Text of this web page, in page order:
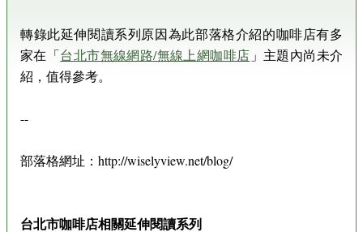
轉錄此延伸閱讀系列原因為此部落格介紹的咖啡店有多
家在「台北市無線網路/無線上網咖啡店 」主題內尚未介
紹，值得參考。
--
部落格網址：http://wiselyview.net/blog/
台北市咖啡店相關延伸閱讀系列